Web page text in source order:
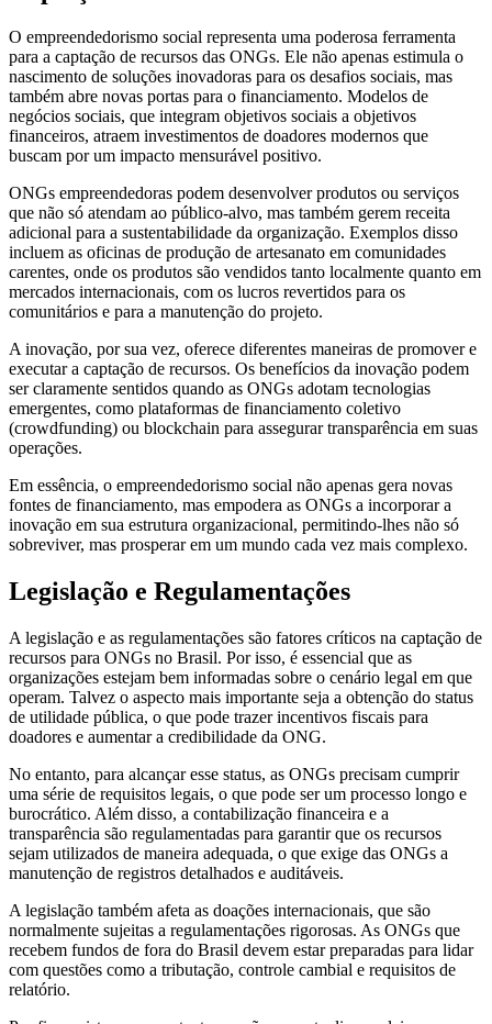
O empreendedorismo social representa uma poderosa ferramenta
para a captação de recursos das ONGs. Ele não apenas estimula o
nascimento de soluções inovadoras para os desafios sociais, mas
também abre novas portas para o financiamento. Modelos de
negócios sociais, que integram objetivos sociais a objetivos
financeiros, atraem investimentos de doadores modernos que
buscam por um impacto mensurável positivo.
ONGs empreendedoras podem desenvolver produtos ou serviços
que não só atendam ao público-alvo, mas também gerem receita
adicional para a sustentabilidade da organização. Exemplos disso
incluem as oficinas de produção de artesanato em comunidades
carentes, onde os produtos são vendidos tanto localmente quanto em
mercados internacionais, com os lucros revertidos para os
comunitários e para a manutenção do projeto.
A inovação, por sua vez, oferece diferentes maneiras de promover e
executar a captação de recursos. Os benefícios da inovação podem
ser claramente sentidos quando as ONGs adotam tecnologias
emergentes, como plataformas de financiamento coletivo
(crowdfunding) ou blockchain para assegurar transparência em suas
operações.
Em essência, o empreendedorismo social não apenas gera novas
fontes de financiamento, mas empodera as ONGs a incorporar a
inovação em sua estrutura organizacional, permitindo-lhes não só
sobreviver, mas prosperar em um mundo cada vez mais complexo.
Legislação e Regulamentações
A legislação e as regulamentações são fatores críticos na captação de
recursos para ONGs no Brasil. Por isso, é essencial que as
organizações estejam bem informadas sobre o cenário legal em que
operam. Talvez o aspecto mais importante seja a obtenção do status
de utilidade pública, o que pode trazer incentivos fiscais para
doadores e aumentar a credibilidade da ONG.
No entanto, para alcançar esse status, as ONGs precisam cumprir
uma série de requisitos legais, o que pode ser um processo longo e
burocrático. Além disso, a contabilização financeira e a
transparência são regulamentadas para garantir que os recursos
sejam utilizados de maneira adequada, o que exige das ONGs a
manutenção de registros detalhados e auditáveis.
A legislação também afeta as doações internacionais, que são
normalmente sujeitas a regulamentações rigorosas. As ONGs que
recebem fundos de fora do Brasil devem estar preparadas para lidar
com questões como a tributação, controle cambial e requisitos de
relatório.